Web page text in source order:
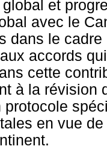
et
avec le
dans le
accords
cette
à la révision
protocole
en vue